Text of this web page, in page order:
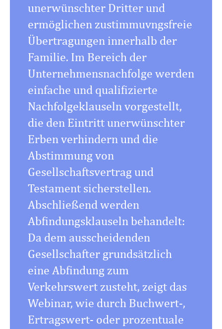
unerwünschter Dritter und
ermöglichen zustimmuvngsfreie
Übertragungen innerhalb der
Familie. Im Bereich der
Unternehmensnachfolge werden
einfache und qualifizierte
Nachfolgeklauseln vorgestellt,
die den Eintritt unerwünschter
Erben verhindern und die
Abstimmung von
Gesellschaftsvertrag und
Testament sicherstellen.
Abschließend werden
Abfindungsklauseln behandelt:
Da dem ausscheidenden
Gesellschafter grundsätzlich
eine Abfindung zum
Verkehrswert zusteht, zeigt das
Webinar, wie durch Buchwert-,
Ertragswert- oder prozentuale